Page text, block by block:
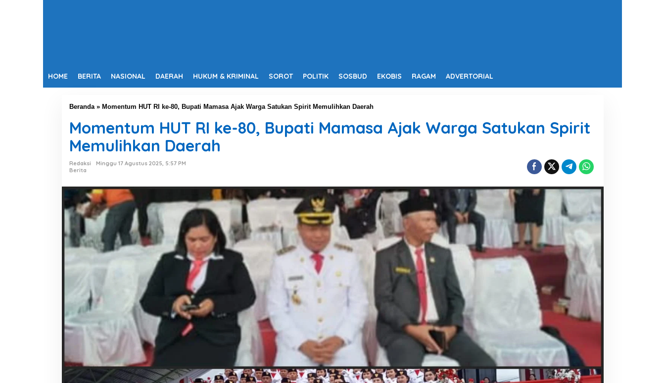
HOME BERITA NASIONAL DAERAH HUKUM & KRIMINAL SOROT POLITIK SOSBUD EKOBIS RAGAM ADVERTORIAL
Beranda» Momentum HUT RI ke-80, Bupati Mamasa Ajak Warga Satukan Spirit Memulihkan Daerah
Momentum HUT RI ke-80, Bupati Mamasa Ajak Warga Satukan Spirit
Memulihkan Daerah
Redaksi
Minggu 17 Agustus 2025, 5:57 PM
Berita